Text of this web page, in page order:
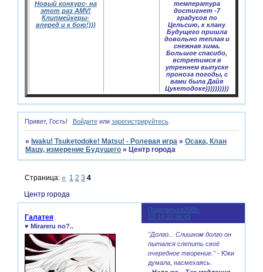
Новый конкурс- на
этот раз AMV!
Клипмейкеры-
вперед и к бою!)))
температура
достигнет -7
градусов по
Цельсию, к клану
Будущего пришла
довольно теплая и
снежная зима.
Большое спасибо,
встретимся в
утреннем выпуске
проноза погоды, с
вами была Дайя
Цукетодоке))))))))))
Привет, Гость! Войдитеили зарегистрируйтесь.
» Iwaku! Tsuketodoke! Matsu! - Ролевая игра »Осака, Клан
Мацу, измерение Будущего » Центр города
Центр города
Страница:« 1 2 3 4
Поделиться2009-
02-14 22:36:41
Галатея
♥ Mirareru no?..
"Долго... Слишком долго он
пытался слепить своё
очередное творение."- Юки
думала, насмехаясь.